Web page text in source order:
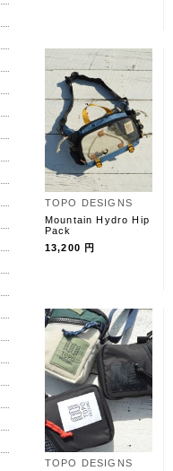
TOPO DESIGNS
Mountain Hydro Hip
Pack
13,200 円
TOPO DESIGNS